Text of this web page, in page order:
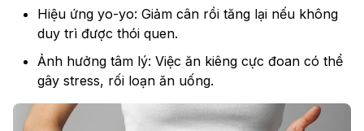
Hiệu ứng yo-yo: Giảm cân rồi tăng lại nếu không
duy trì được thói quen.
Ảnh hưởng tâm lý: Việc ăn kiêng cực đoan có thể
gây stress, rối loạn ăn uống.